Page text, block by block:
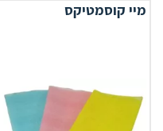
מיי קוסמטיקס